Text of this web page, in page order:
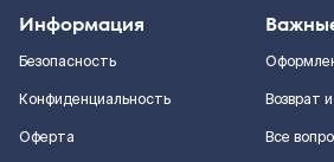
Информация
Безопасность
Конфиденциальность
Оферта
Возврат
Все